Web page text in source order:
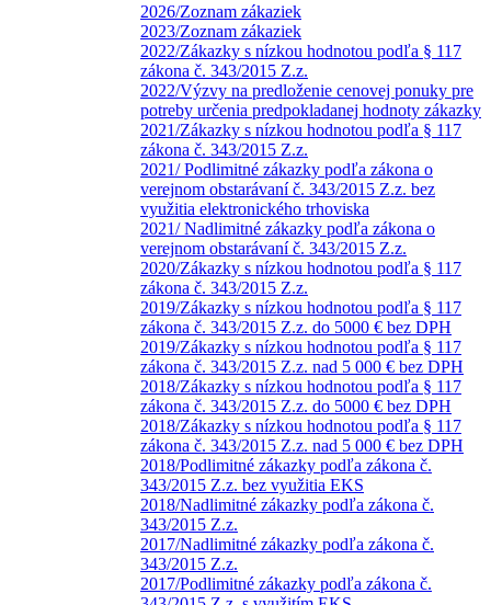
2026/Zoznam zákaziek
2023/Zoznam zákaziek
2022/Zákazky s nízkou hodnotou podľa § 117
zákona č. 343/2015 Z.z.
2022/Výzvy na predloženie cenovej ponuky pre
potreby určenia predpokladanej hodnoty zákazky
2021/Zákazky s nízkou hodnotou podľa § 117
zákona č. 343/2015 Z.z.
2021/ Podlimitné zákazky podľa zákona o
verejnom obstarávaní č. 343/2015 Z.z. bez
využitia elektronického trhoviska
2021/ Nadlimitné zákazky podľa zákona o
verejnom obstarávaní č. 343/2015 Z.z.
2020/Zákazky s nízkou hodnotou podľa § 117
zákona č. 343/2015 Z.z.
2019/Zákazky s nízkou hodnotou podľa § 117
zákona č. 343/2015 Z.z. do 5000 € bez DPH
2019/Zákazky s nízkou hodnotou podľa § 117
zákona č. 343/2015 Z.z. nad 5 000 € bez DPH
2018/Zákazky s nízkou hodnotou podľa § 117
zákona č. 343/2015 Z.z. do 5000 € bez DPH
2018/Zákazky s nízkou hodnotou podľa § 117
zákona č. 343/2015 Z.z. nad 5 000 € bez DPH
2018/Podlimitné zákazky podľa zákona č.
343/2015 Z.z. bez využitia EKS
2018/Nadlimitné zákazky podľa zákona č.
343/2015 Z.z.
2017/Nadlimitné zákazky podľa zákona č.
343/2015 Z.z.
2017/Podlimitné zákazky podľa zákona č.